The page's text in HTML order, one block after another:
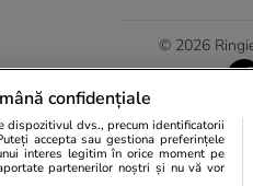
© 2026
confidențiale
dispozitivul dvs., precum identificatorii
accepta sau gestiona preferințele
interes legitim în orice moment pe
partenerilor noștri și nu vă vor